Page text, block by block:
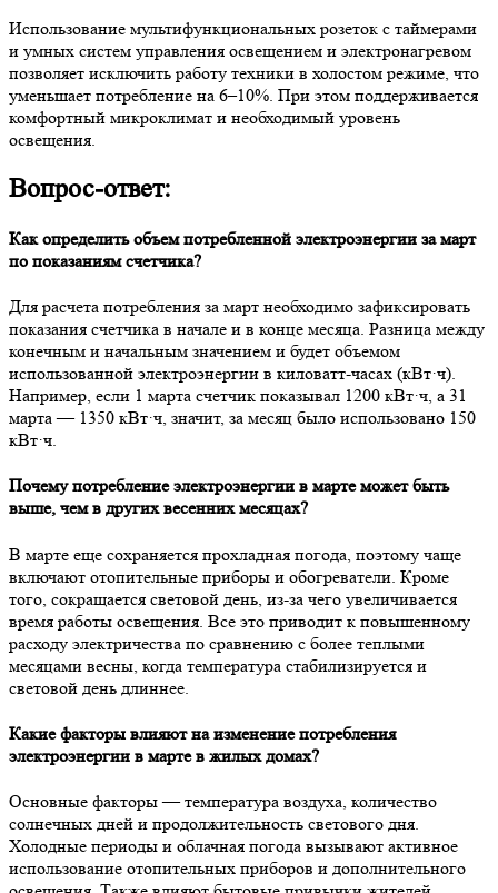
Использование мультифункциональных розеток с таймерами
и умных систем управления освещением и электронагревом
позволяет исключить работу техники в холостом режиме, что
уменьшает потребление на 6–10%. При этом поддерживается
комфортный микроклимат и необходимый уровень
освещения.
Вопрос-ответ:
Как определить объем потребленной электроэнергии за март
по показаниям счетчика?
Для расчета потребления за март необходимо зафиксировать
показания счетчика в начале и в конце месяца. Разница между
конечным и начальным значением и будет объемом
использованной электроэнергии в киловатт-часах (кВт·ч).
Например, если 1 марта счетчик показывал 1200 кВт·ч, а 31
марта — 1350 кВт·ч, значит, за месяц было использовано 150
кВт·ч.
Почему потребление электроэнергии в марте может быть
выше, чем в других весенних месяцах?
В марте еще сохраняется прохладная погода, поэтому чаще
включают отопительные приборы и обогреватели. Кроме
того, сокращается световой день, из-за чего увеличивается
время работы освещения. Все это приводит к повышенному
расходу электричества по сравнению с более теплыми
месяцами весны, когда температура стабилизируется и
световой день длиннее.
Какие факторы влияют на изменение потребления
электроэнергии в марте в жилых домах?
Основные факторы — температура воздуха, количество
солнечных дней и продолжительность светового дня.
Холодные периоды и облачная погода вызывают активное
использование отопительных приборов и дополнительного